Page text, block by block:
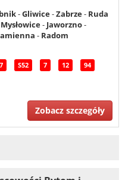
-Gliwice-Zabrze- Ruda
Mysłowice- Jaworzno-
- Radom
S52 7 12 94
Zobacz szczegóły